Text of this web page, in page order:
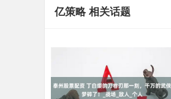
亿策略 相关话题